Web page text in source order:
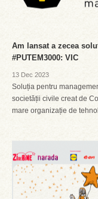
Am lansat a zecea
#PUTEM3000: VIC
13 Dec 2023
Soluția pentru
societății civile creat de
mare organizație de